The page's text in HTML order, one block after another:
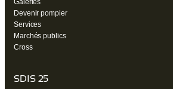
Devenir pompier
Services
Marchés publics
Cross
SDIS 25